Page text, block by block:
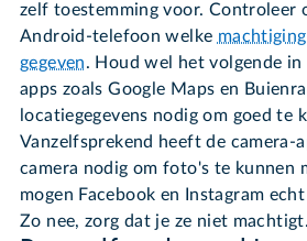
zelf toestemming voor. Controleer
Android-telefoon welke
gegeven. Houd wel het volgende
apps zoals Google Maps en
locatiegegevens nodig om goed te
Vanzelfsprekend heeft de camera-
camera nodig om foto's te kunnen
mogen Facebook en Instagram
Zo nee, zorg dat je ze niet machtigt.